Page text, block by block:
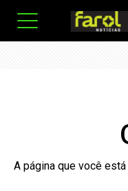
A página que você